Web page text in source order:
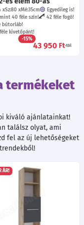
Sz:80 Mé:35cm
Egyedileg is!
40 féle szín!
42 féle fogó!
bútorláb!
kivetőpánt!
-15%
43 950 Ft-tól
termékeket
kiváló ajánlatainkat!
találsz olyat, ami
fel az új lehetőségeket
ÁR!